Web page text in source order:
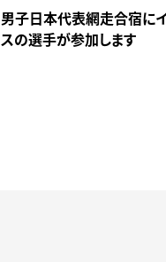
男子日本代表網走合宿に
スの選手が参加します